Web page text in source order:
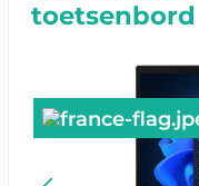
toetsenbord